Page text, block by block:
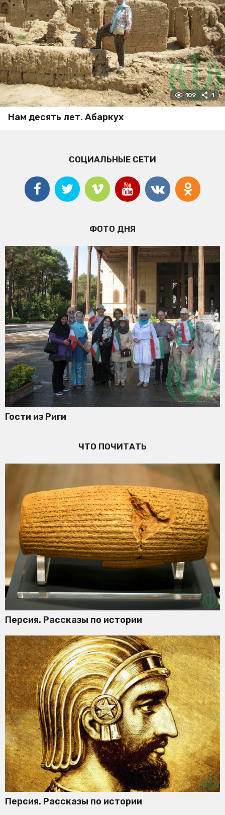
109 1
Нам десять лет. Абаркух
СОЦИАЛЬНЫЕ СЕТИ
ФОТО ДНЯ
Гости из Риги
ЧТО ПОЧИТАТЬ
Персия. Рассказы по истории
Персия. Рассказы по истории